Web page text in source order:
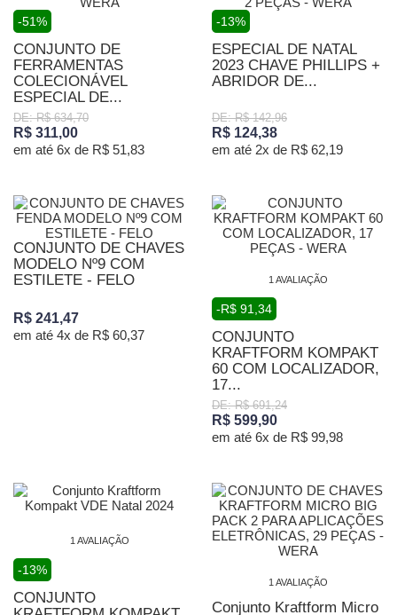
-51%
CONJUNTO DE
FERRAMENTAS
COLECIONÁVEL
ESPECIAL DE...
DE: R$ 634,70
R$ 311,00
em até 6x de R$ 51,83
-13%
ESPECIAL DE NATAL
2023 CHAVE PHILLIPS +
ABRIDOR DE...
DE: R$ 142,96
R$ 124,38
em até 2x de R$ 62,19
CONJUNTO DE CHAVES
MODELO Nº9 COM
ESTILETE - FELO
R$ 241,47
em até 4x de R$ 60,37
1 AVALIAÇÃO
-R$ 91,34
CONJUNTO
KRAFTFORM KOMPAKT
60 COM LOCALIZADOR,
17...
DE: R$ 691,24
R$ 599,90
em até 6x de R$ 99,98
1 AVALIAÇÃO
-13%
CONJUNTO
1 AVALIAÇÃO
Conjunto Kraftform Micro